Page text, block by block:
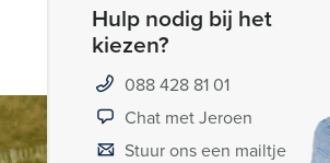
Hulp nodig bij het
kiezen?
088 428 81 01
Chat met Jeroen
Stuur ons een mailtje